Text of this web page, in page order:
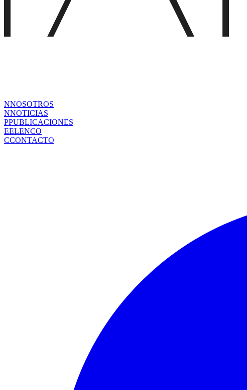
NNOSOTROS
NNOTICIAS
PPUBLICACIONES
EELENCO
CCONTACTO